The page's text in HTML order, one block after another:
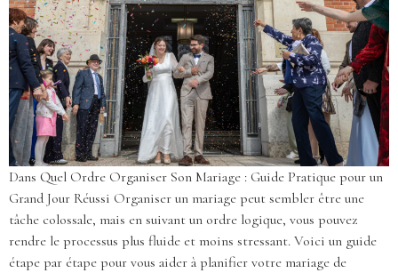
Dans Quel Ordre Organiser Son Mariage : Guide Pratique pour un
Grand Jour Réussi Organiser un mariage peut sembler être une
tâche colossale, mais en suivant un ordre logique, vous pouvez
rendre le processus plus fluide et moins stressant. Voici un guide
étape par étape pour vous aider à planifier votre mariage de